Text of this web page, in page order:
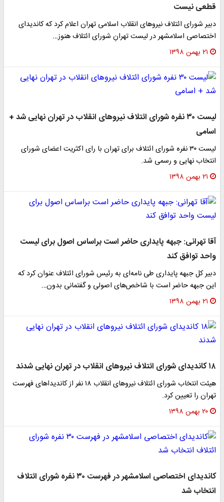
قطعی نیست
دبیر شورای ائتلاف نیروهای انقلاب اسلامی تهران اعلام کرد که کاندیدای
اختصاصی اسلامشهر در لیست تهرانِ شورای ائتلاف هنوز…
۲۱ بهمن ۱۳۹۸
لیست ۳۰ نفره شورای ائتلاف نیروهای انقلاب در تهران نهایی شد +
اسامی
لیست ۳۰ نفره شورای ائتلاف برای تهران با رای اکثریت اعضای شورای
انتخاب نهایی و رسمی شد.
۲۱ بهمن ۱۳۹۸
آقا تهرانی: جبهه پایداری حاضر است براساس اصول برای لیست
واحد توافق کند
دبیر کل جبهه پایداری طی نامه‌ای به رئیس شورای ائتلاف عنوان کرد که
این جبهه حاضر است با شاخص‌های اصولی و گفتمانی بدون…
۲۱ بهمن ۱۳۹۸
۱۸ کاندیدای شورای ائتلاف نیروهای انقلاب در تهران نهایی شدند
هیئت انتخاب شورای ائتلاف نیروهای انقلاب ۱۸ نفر از کاندیداهای فهرست
تهران را تعیین کرد.
۲۰ بهمن ۱۳۹۸
کاندیدای اختصاصی اسلامشهر در فهرست ۳۰ نفره شورای ائتلاف
انتخاب شد